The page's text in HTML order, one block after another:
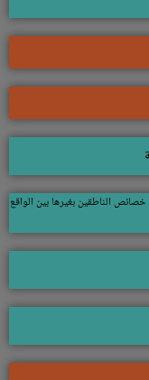
الناطقين بغيرها بين الواقع